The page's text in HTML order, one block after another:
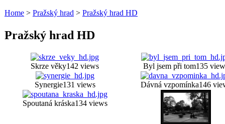
Home > Pražský hrad > Pražský hrad HD
Pražský hrad HD
Skrze věky142 views Byl jsem při tom135
Synergie131 views Dávná vzpomínka146
Spoutaná kráska134 views